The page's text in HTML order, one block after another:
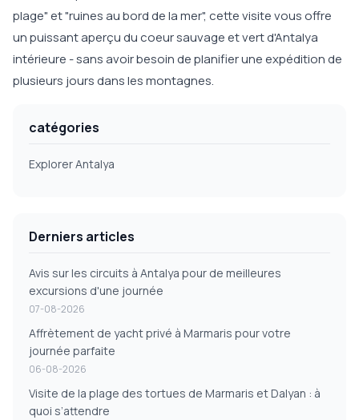
plage" et "ruines au bord de la mer", cette visite vous offre
un puissant aperçu du coeur sauvage et vert d'Antalya
intérieure - sans avoir besoin de planifier une expédition de
plusieurs jours dans les montagnes.
catégories
Explorer Antalya
Derniers articles
Avis sur les circuits à Antalya pour de meilleures
excursions d'une journée
07-08-2026
Affrètement de yacht privé à Marmaris pour votre
journée parfaite
06-08-2026
Visite de la plage des tortues de Marmaris et Dalyan : à
quoi s’attendre